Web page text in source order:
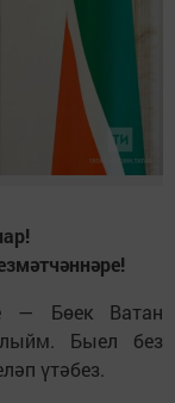
— Бөек Ватан
Быел без
үтәбез.